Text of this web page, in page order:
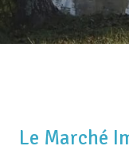
Le Marché